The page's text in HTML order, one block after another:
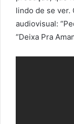
lindo de se ver.
audiovisual:
“Deixa Pra